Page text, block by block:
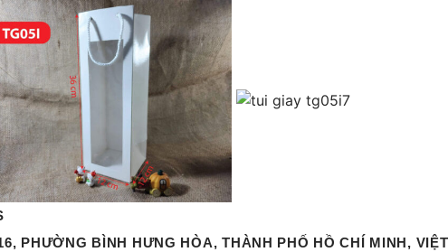
PHƯỜNG BÌNH HƯNG HÒA, THÀNH PHỐ HỒ CHÍ MINH,